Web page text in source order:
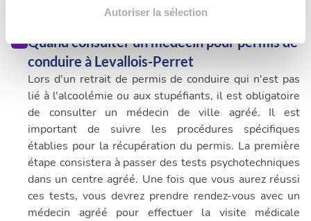
déclaration sur les cookies.
Les cookies nous permettent de personnaliser le contenu
et les annonces, d'offrir des fonctionnalités relatives aux
médias sociaux et d'analyser notre trafic. Nous
partageons également des informations sur l'utilisation de
notre site avec nos partenaires de médias sociaux, de
publicité et d'analyse, qui peuvent combiner celles-ci
avec d'autres informations que vous leur avez fournies
ou qu'ils ont collectées lors de votre utilisation de leurs
services.
Autoriser la sélection
Quand consulter un médecin pour permis de
conduire à Levallois-Perret
Lors d'un retrait de permis de conduire qui n'est pas
lié à l'alcoolémie ou aux stupéfiants, il est obligatoire
de consulter un médecin de ville agréé. Il est
important de suivre les procédures spécifiques
établies pour la récupération du permis. La première
étape consistera à passer des tests psychotechniques
dans un centre agréé. Une fois que vous aurez réussi
ces tests, vous devrez prendre rendez-vous avec un
médecin agréé pour effectuer la visite médicale